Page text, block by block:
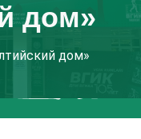
дом»
дом»